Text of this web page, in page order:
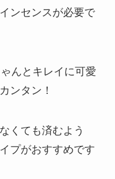
ンセンスが必要で
んとキレイに可愛
ンタン！
くても済むよう
プがおすすめです